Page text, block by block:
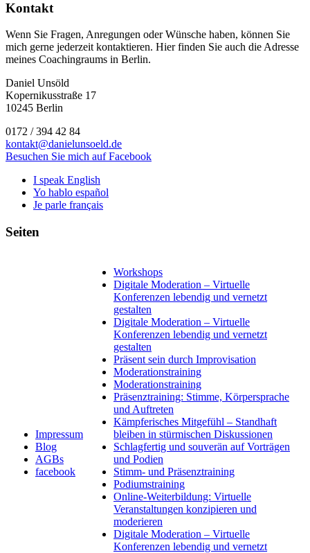
Kontakt
Wenn Sie Fragen, Anregungen oder Wünsche haben, können Sie
mich gerne jederzeit kontaktieren. Hier finden Sie auch die Adresse
meines Coachingraums in Berlin.
Daniel Unsöld
Kopernikusstraße 17
10245 Berlin
0172 / 394 42 84
kontakt@danielunsoeld.de
Besuchen Sie mich auf Facebook
I speak English
Yo hablo español
Je parle français
Seiten
Impressum
Blog
AGBs
facebook
Workshops
Digitale Moderation – Virtuelle
Konferenzen lebendig und vernetzt
gestalten
Digitale Moderation – Virtuelle
Konferenzen lebendig und vernetzt
gestalten
Präsent sein durch Improvisation
Moderationstraining
Moderationstraining
Präsenztraining: Stimme, Körpersprache
und Auftreten
Kämpferisches Mitgefühl – Standhaft
bleiben in stürmischen Diskussionen
Schlagfertig und souverän auf Vorträgen
und Podien
Stimm- und Präsenztraining
Podiumstraining
Online-Weiterbildung: Virtuelle
Veranstaltungen konzipieren und
moderieren
Digitale Moderation – Virtuelle
Konferenzen lebendig und vernetzt